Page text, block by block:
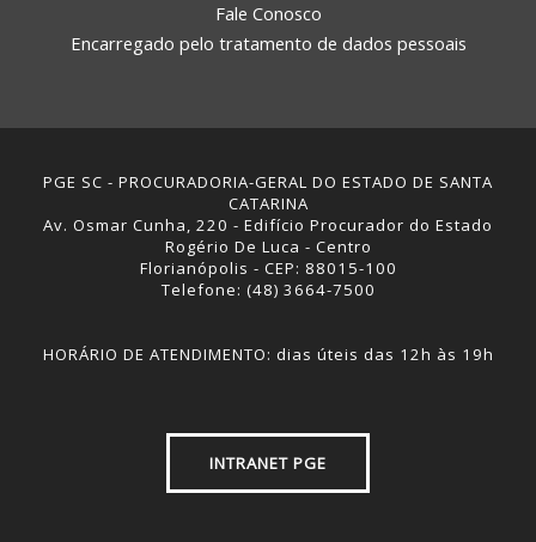
Fale Conosco
Encarregado pelo tratamento de dados pessoais
PGE SC - PROCURADORIA-GERAL DO ESTADO DE SANTA
CATARINA
Av. Osmar Cunha, 220 - Edifício Procurador do Estado
Rogério De Luca - Centro
Florianópolis - CEP: 88015-100
Telefone: (48) 3664-7500
HORÁRIO DE ATENDIMENTO: dias úteis das 12h às 19h
INTRANET PGE